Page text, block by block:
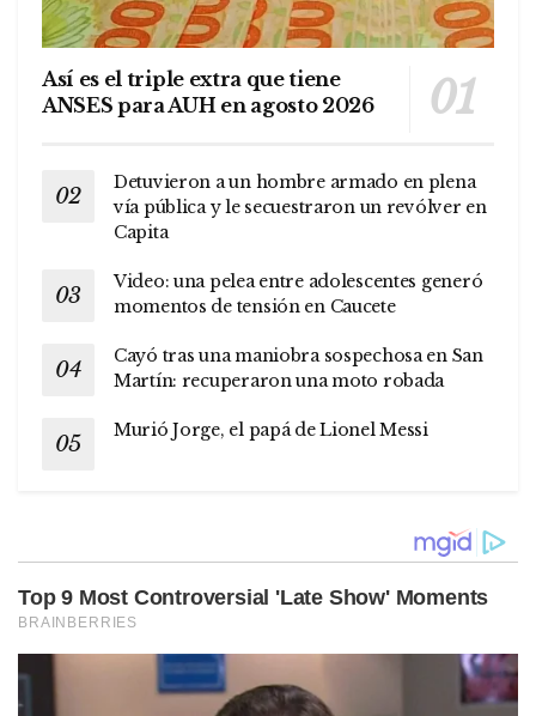
Así es el triple extra que tiene
ANSES para AUH en agosto 2026
Detuvieron a un hombre armado en plena
vía pública y le secuestraron un revólver en
Capita
Video: una pelea entre adolescentes generó
momentos de tensión en Caucete
Cayó tras una maniobra sospechosa en San
Martín: recuperaron una moto robada
Murió Jorge, el papá de Lionel Messi